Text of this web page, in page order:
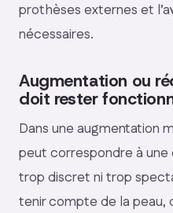
prothèses externes et
nécessaires.
Augmentation ou
doit rester
Dans une augmentation
peut correspondre à une
trop discret ni trop
tenir compte de la peau,